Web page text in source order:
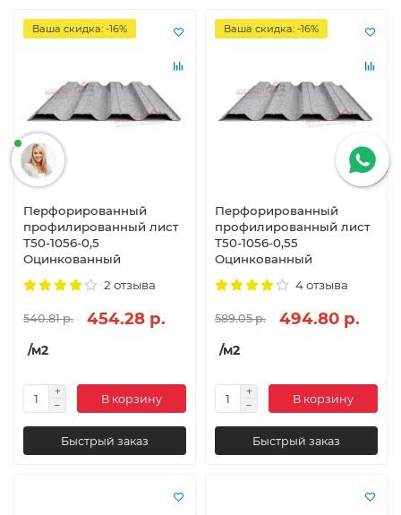
Ваша скидка: -16%
Перфорированный
профилированный лист
Т50-1056-0,5
Оцинкованный
2 отзыва
540.81 р. 454.28 р.
/м2
В корзину
Быстрый заказ
Ваша скидка: -16%
Перфорированный
профилированный лист
Т50-1056-0,55
Оцинкованный
4 отзыва
589.05 р. 494.80 р.
/м2
В корзину
Быстрый заказ